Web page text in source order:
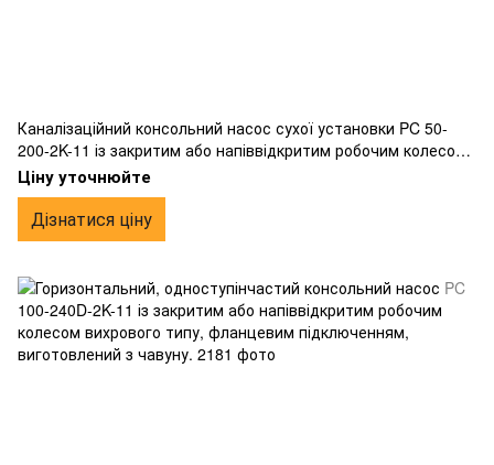
Каналізаційний консольний насос сухої установки PC 50-
200-2K-11 із закритим або напіввідкритим робочим колесом
вихрового типу, фланцевим підключенням, виготовлений з
чавуну.
Ціну уточнюйте
Дізнатися ціну